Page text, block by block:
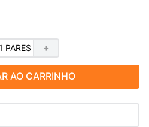
＋
AO CARRINHO